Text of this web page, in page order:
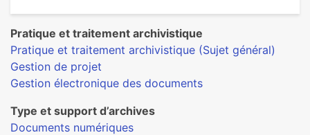
Pratique et traitement archivistique
Pratique et traitement archivistique (Sujet général)
Gestion de projet
Gestion électronique des documents
Type et support d’archives
Documents numériques